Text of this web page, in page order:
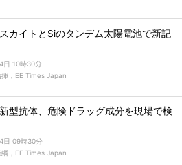
カイトとSiのタンデム太陽電池で新記
日 10時30分
揮，EE Times Japan
型抗体、危険ドラッグ成分を現場で検
日 09時30分
綱，EE Times Japan